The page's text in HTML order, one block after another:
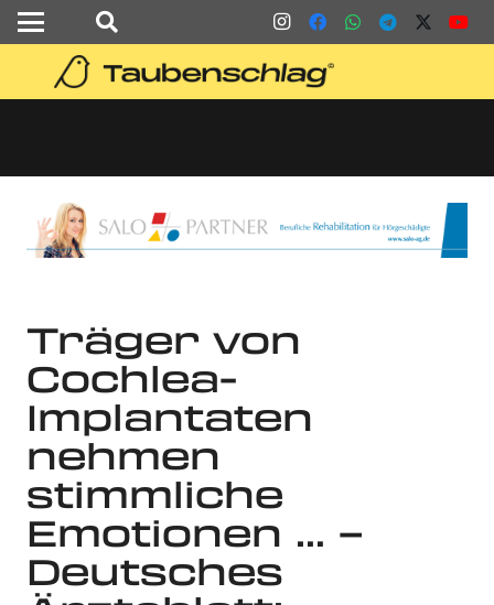
Träger von
Cochlea-
Implantaten
nehmen
stimmliche
Emotionen … –
Deutsches